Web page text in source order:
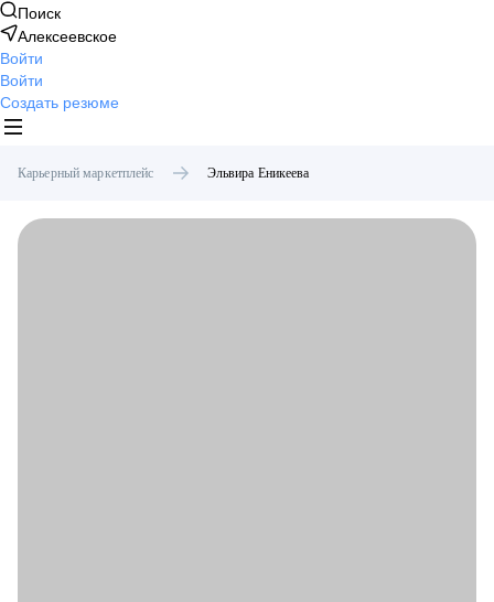
Поиск
Алексеевское
Войти
Войти
Создать резюме
Карьерный маркетплейс Эльвира Еникеева